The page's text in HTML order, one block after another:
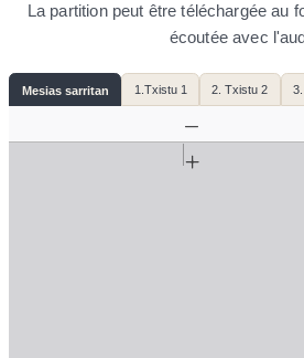
La partition peut être téléchargée au
écoutée avec
Mesias sarritan 1.Txistu 1 2. Txistu 2